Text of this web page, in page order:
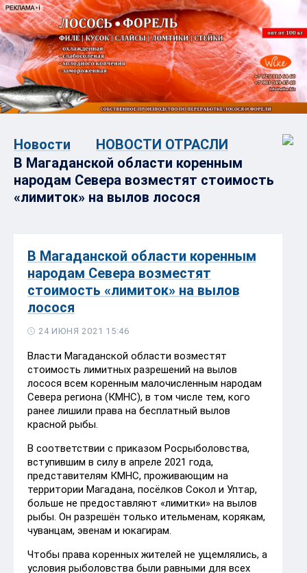
Новости
НОВОСТИ ОТРАСЛИ
В Магаданской области коренным
народам Севера возместят стоимость
«лимиток» на вылов лосося
В Магаданской области коренным
народам Севера возместят
стоимость «лимиток» на вылов
лосося
24 ИЮНЯ 2021 15:46
Власти Магаданской области возместят
стоимость лимитных разрешений на вылов
лосося всем коренным малочисленным народам
Севера региона (КМНС), в том числе тем, кого
ранее лишили права на бесплатный вылов
красной рыбы.
В соответствии с приказом Росрыболовства,
вступившим в силу в апреле 2021 года,
представителям КМНС, проживающим на
территории Магадана, посёлков Сокол и Уптар,
больше не предоставляют «лимитки» на вылов
рыбы. Он разрешён только ительменам, корякам,
чуванцам, эвенам и юкагирам.
Чтобы права коренных жителей не ущемлялись, а
условия рыболовства были равными для всех